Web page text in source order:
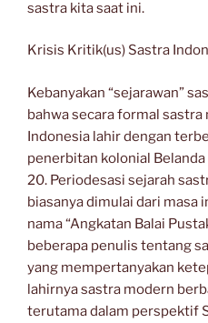
sastra kita saat ini.
Krisis Kritik(us) Sastra
Kebanyakan “sejarawan”
bahwa secara formal
Indonesia lahir dengan
penerbitan kolonial Belanda
20. Periodesasi sejarah
biasanya dimulai dari masa
nama “Angkatan Balai
beberapa penulis tentang
yang mempertanyakan
lahirnya sastra modern
terutama dalam perspektif